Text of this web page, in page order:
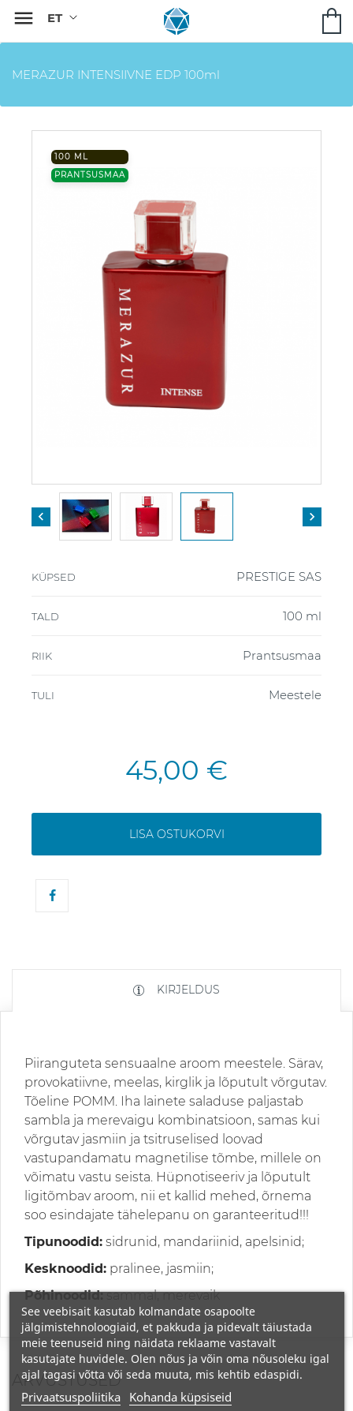

MERAZUR INTENSIIVNE EDP 100ml
100 ML
PRANTSUSMAA
 
KÜPSED PRESTIGE SAS
TALD 100 ml
RIIK Prantsusmaa
TULI Meestele
45,00 €
LISA OSTUKORVI
KIRJELDUS
Piiranguteta sensuaalne aroom meestele. Särav,
provokatiivne, meelas, kirglik ja lõputult võrgutav.
Tõeline POMM. Iha lainete saladuse paljastab
sambla ja merevaigu kombinatsioon, samas kui
võrgutav jasmiin ja tsitruselised loovad
vastupandamatu magnetilise tõmbe, millele on
võimatu vastu seista. Hüpnotiseeriv ja lõputult
ligitõmbav aroom, nii et kallid mehed, õrnema
soo esindajate tähelepanu on garanteeritud!!!
Tipunoodid: sidrunid, mandariinid, apelsinid;
Kesknoodid: pralinee, jasmiin;
Põhinoodid:sammal, merevaik
ARVUSTUSED
See veebisait kasutab kolmandate osapoolte
jälgimistehnoloogiaid, et pakkuda ja pidevalt täiustada
meie teenuseid ning näidata reklaame vastavalt
kasutajate huvidele. Olen nõus ja võin oma nõusoleku igal
ajal tagasi võtta või seda muuta, mis kehtib edaspidi.
Privaatsuspoliitika Kohanda küpsiseid